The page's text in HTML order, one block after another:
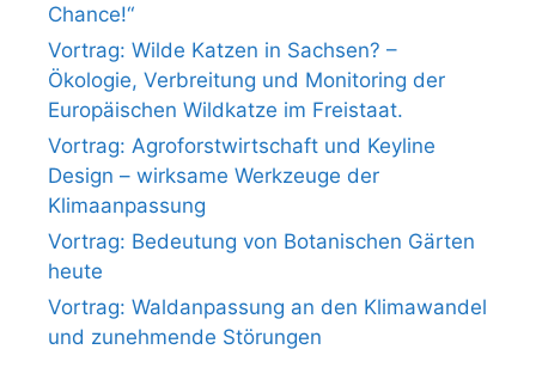
Chance!“
Vortrag: Wilde Katzen in Sachsen? –
Ökologie, Verbreitung und Monitoring der
Europäischen Wildkatze im Freistaat.
Vortrag: Agroforstwirtschaft und Keyline
Design – wirksame Werkzeuge der
Klimaanpassung
Vortrag: Bedeutung von Botanischen Gärten
heute
Vortrag: Waldanpassung an den Klimawandel
und zunehmende Störungen